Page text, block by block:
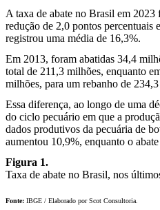
A taxa de abate no Brasil em
redução de 2,0 pontos percentuais
registrou uma média de 16,3%.
Em 2013, foram abatidas 34,4
total de 211,3 milhões, enquanto
milhões, para um rebanho de
Essa diferença, ao longo de uma
do ciclo pecuário em que a
dados produtivos da pecuária de
aumentou 10,9%, enquanto o
Figura 1.
Taxa de abate no Brasil, nos
Fonte: IBGE / Elaborado por Scot Consultoria.